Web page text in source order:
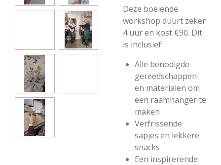
Deze boeiende
workshop duurt zeker
4 uur en kost €90. Dit
is inclusief:
Alle benodigde
gereedschappen
en materialen om
een raamhanger te
maken
Verfrissende
sapjes en lekkere
snacks
Een inspirerende